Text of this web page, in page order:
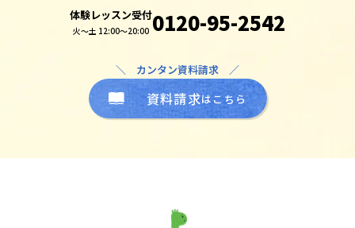
体験レッスン受付
火～土 12:00～20:00 0120-95-2542
＼ カンタン資料請求 ／
資料請求はこちら